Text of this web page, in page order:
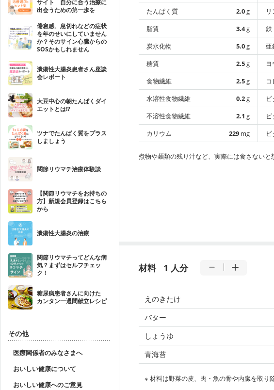
サイト 自分に合う治療に
出会うための第一歩を
倦怠感、息切れなどの症状
を年のせいにしていません
か？そのサイン心臓からの
SOSかもしれません
潰瘍性大腸炎患者さん座談
会レポート
大豆中心の朝たんぱくダイ
エットとは!?
ツナでたんぱく質をプラス
しましょう
関節リウマチ治療体験談
【関節リウマチをお持ちの
方】新規会員登録はこちら
から
潰瘍性大腸炎の治療
関節リウマチってどんな病
気？まずはセルフチェッ
ク！
糖尿病患者さんに向けた
カンタン一週間献立レシピ
その他
医療関係者のみなさまへ
おいしい健康について
おいしい健康へのご意見
たんぱく質
2.0g
脂質
3.4g
炭水化物
5.0g
糖質
2.5g
食物繊維
2.5g
水溶性食物繊維
0.2g
不溶性食物繊維
2.1 g
カリウム
229 mg
リ
鉄
亜
ビ
煮物や麺類の残り汁など、実際には食さないと
材料 1 人分
えのきたけ
バター
しょうゆ
青海苔
※ 材料は野菜の皮、肉・魚の骨や内臓を取り